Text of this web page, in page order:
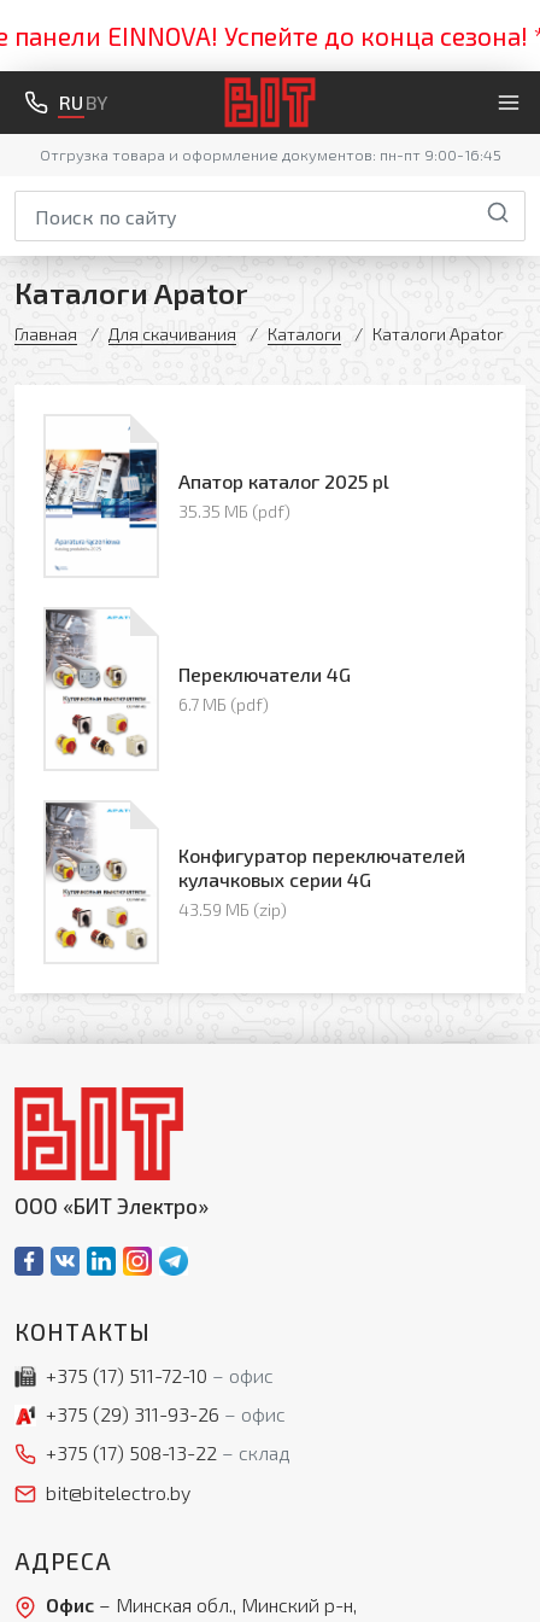
EINNOVA! Успейте до конца
RU BY
Отгрузка товара и оформление документов: пн-пт 9:00-16:45
Каталоги Apator
Главная Для скачивания Каталоги Каталоги Apator
Апатор каталог 2025 pl
35.35 МБ (pdf)
Переключатели 4G
6.7 МБ (pdf)
Конфигуратор переключателей
кулачковых серии 4G
43.59 МБ (zip)
ООО «БИТ Электро»
КОНТАКТЫ
+375 (17) 511-72-10
офис
+375 (29) 311-93-26
офис
+375 (17) 508-13-22
склад
bit@bitelectro.by
АДРЕСА
Офис– Минская обл., Минский р-н,
Заказать обратный звонок
Ваше имя
Ваш телефон
Я даю свое согласие на обработку моих
персональных данных в соответствии с
* — поля, обязательные для заполнения
Перезвоните мне
Ваше имя
Ваш телефон
Ваш e-mail
Прикрепить файл
Согласен(-на) на получение рассылки
Я даю свое согласие на обработку моих
Политикой обработки персональных данных
* — поля, обязательные для заполнения